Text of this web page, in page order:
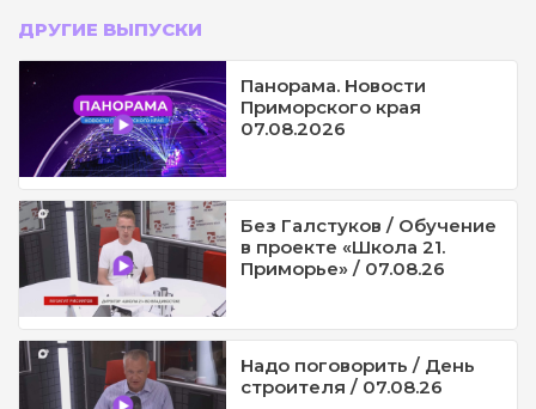
ДРУГИЕ ВЫПУСКИ
Панорама. Новости
Приморского края
07.08.2026
Без Галстуков / Обучение
в проекте «Школа 21.
Приморье» / 07.08.26
Надо поговорить / День
строителя / 07.08.26